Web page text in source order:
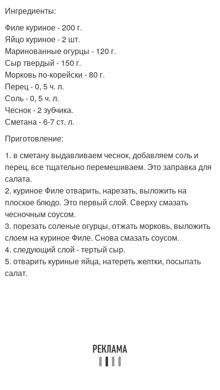
Ингредиенты:
Филе куриное - 200 г.
Яйцо куриное - 2 шт.
Маринованные огурцы - 120 г.
Сыр твердый - 150 г.
Морковь по-корейски - 80 г.
Перец - 0, 5 ч. л.
Соль - 0, 5 ч. л.
Чеснок - 2 зубчика.
Сметана - 6-7 ст. л.
Приготовление:
1. в сметану выдавливаем чеснок, добавляем соль и
перец, все тщательно перемешиваем. Это заправка для
салата.
2. куриное Филе отварить, нарезать, выложить на
плоское блюдо. Это первый слой. Сверху смазать
чесночным соусом.
3. порезать соленые огурцы, отжать морковь, выложить
слоем на куриное Филе. Снова смазать соусом.
4. следующий слой - тертый сыр.
5. отварить куриные яйца, натереть желтки, посыпать
салат.